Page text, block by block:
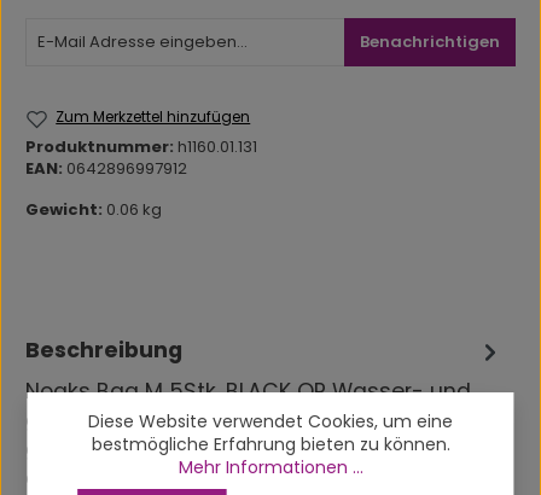
Benachrichtigen
Zum Merkzettel hinzufügen
Produktnummer: h1160.01.131
EAN: 0642896997912
Gewicht: 0.06 kg
Beschreibung
Noaks Bag M 5Stk. BLACK OP Wasser- und
geruchsdichter Spezialbeutel um
geruchsstarke Gegenstände sicher
einzulagern. durch s…Mehr
Diese Website verwendet Cookies, um eine
bestmögliche Erfahrung bieten zu können.
Mehr Informationen ...